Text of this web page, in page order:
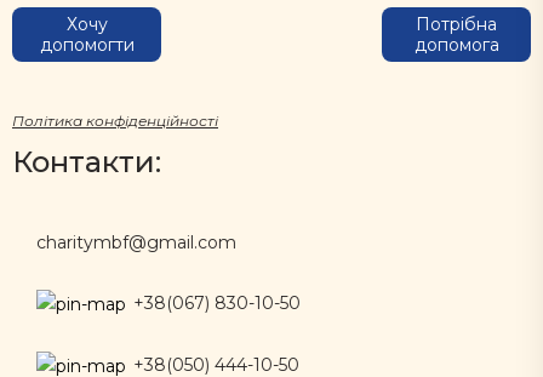
Хочу
допомогти
Потрібна
допомога
Політика конфіденційності
Контакти:
charitymbf@gmail.com
+38(067) 830-10-50
+38(050) 444-10-50